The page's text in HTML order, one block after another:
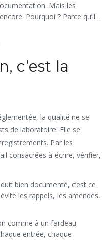
Mais les
Pourquoi ? Parce qu’ils
de confiance.
c’est la
la qualité ne se
de laboratoire. Elle se
Par les
consacrées à écrire, vérifier,
bien documenté, c’est ce
les rappels, les amendes,
comme à un fardeau.
entrée, chaque